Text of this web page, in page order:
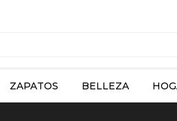
ZAPATOS BELLEZA